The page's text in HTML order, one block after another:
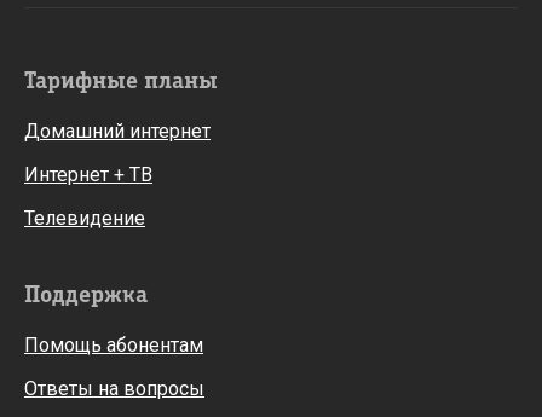
Тарифные планы
Домашний интернет
Интернет + ТВ
Телевидение
Поддержка
Помощь абонентам
Ответы на вопросы